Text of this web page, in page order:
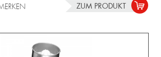
ZUM PRODUKT